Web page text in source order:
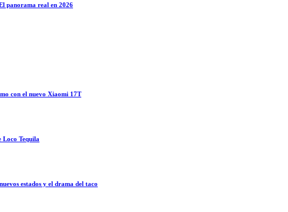
panorama real en 2026
con el nuevo Xiaomi 17T
Loco Tequila
estados y el drama del taco